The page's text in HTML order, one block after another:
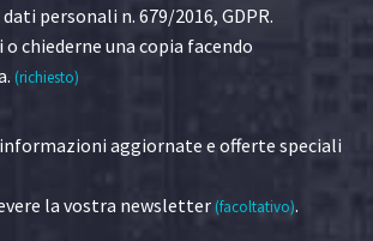
personali n. 679/2016, GDPR.
chiederne una copia facendo
(richiesto)
aggiornate e offerte speciali
la vostra newsletter(facoltativo).